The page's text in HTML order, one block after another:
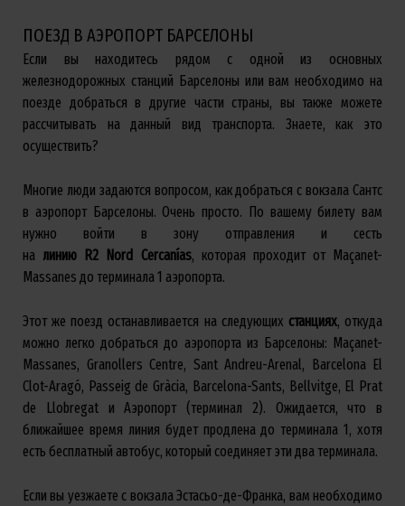
ПОЕЗД В АЭРОПОРТ БАРСЕЛОНЫ
Если вы находитесь рядом с одной из основных
железнодорожных станций Барселоны или вам необходимо на
поезде добраться в другие части страны, вы также можете
рассчитывать на данный вид транспорта. Знаете, как это
осуществить?
Многие люди задаются вопросом, как добраться с вокзала Сантс
в аэропорт Барселоны. Очень просто. По вашему билету вам
нужно войти в зону отправления и сесть
на линию R2 Nord Cercanías, которая проходит от Maçanet-
Massanes до терминала 1 аэропорта.
Этот же поезд останавливается на следующих станциях, откуда
можно легко добраться до аэропорта из Барселоны: Maçanet-
Massanes, Granollers Centre, Sant Andreu-Arenal, Barcelona El
Clot-Aragó, Passeig de Gràcia, Barcelona-Sants, Bellvitge, El Prat
de Llobregat и Аэропорт (терминал 2). Ожидается, что в
ближайшее время линия будет продлена до терминала 1, хотя
есть бесплатный автобус, который соединяет эти два терминала.
Если вы уезжаете с вокзала Эстасьо-де-Франка, вам необходимо